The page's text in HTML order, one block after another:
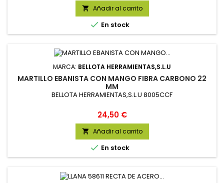
 Añadir al carrito
 En stock
MARCA: BELLOTA HERRAMIENTAS,S.L.U
MARTILLO EBANISTA CON MANGO FIBRA CARBONO 22
MM
BELLOTA HERRAMIENTAS,S.L.U 8005CCF
Precio
24,50 €
 Añadir al carrito
 En stock